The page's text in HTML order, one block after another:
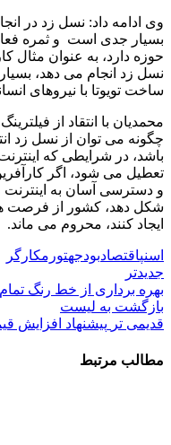
وی ادامه داد: نسل زد در
بسیار جدی است و ثمره
حوزه دارد، به عنوان مثال
نسل زد انجام می دهد،
ساخت تویوتا با نیروهای
محمدیان با انتقاد از
چگونه می توان از نسل زد
باشد، در شرایطی که
تعطیل می شود، اگر
و دسترسی آسان به
شکل دهد، کشور از فرصت
ایجاد کنند، محروم می ماند.
اسنپاقتصادبودجهتورمکارگر
جدیدتر
بهره برداری از خط رنگ
بازگشت به لیست
قدیمی تر پیشنهاد افزایش قیمت
مطالب مرتبط